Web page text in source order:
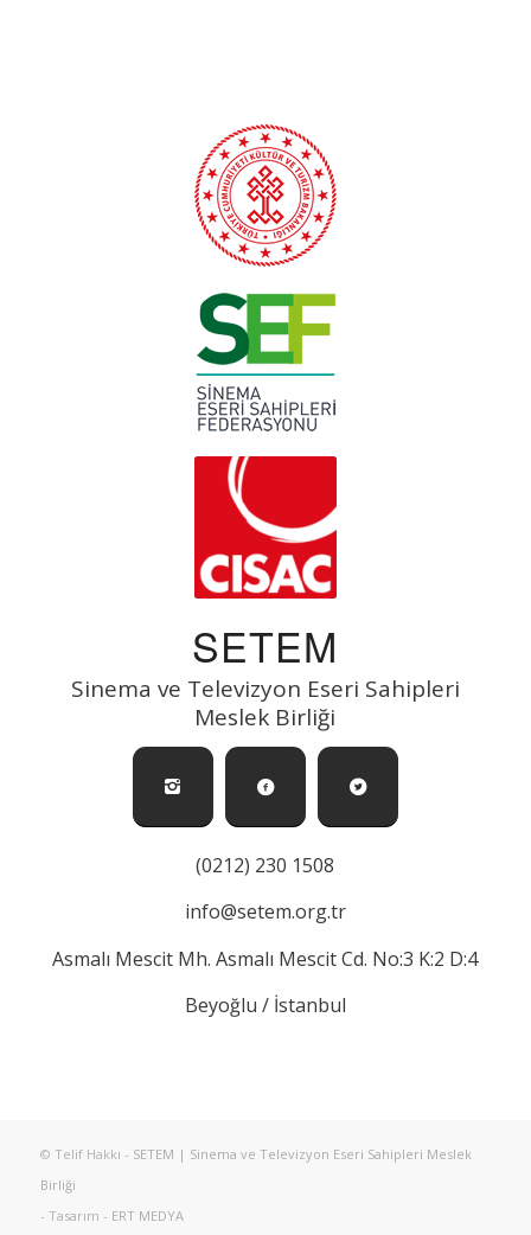
SETEM
Sinema ve Televizyon Eseri Sahipleri
Meslek Birliği
(0212) 230 1508
info@setem.org.tr
Asmalı Mescit Mh. Asmalı Mescit Cd. No:3 K:2 D:4
Beyoğlu / İstanbul
© Telif Hakkı - SETEM | Sinema ve Televizyon Eseri Sahipleri Meslek
Birliği
- Tasarım - ERT MEDYA